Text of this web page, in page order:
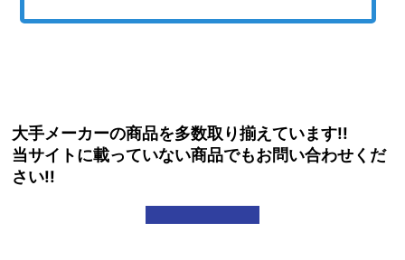
大手メーカーの商品を多数取り揃えています!!
当サイトに載っていない商品でもお問い合わせくだ
さい!!